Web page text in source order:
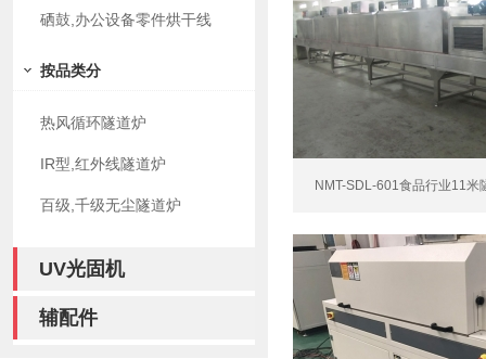
硒鼓,办公设备零件烘干线
按品类分
热风循环隧道炉
IR型,红外线隧道炉
百级,千级无尘隧道炉
UV光固机
辅配件
NMT-SDL-601食品行业11米